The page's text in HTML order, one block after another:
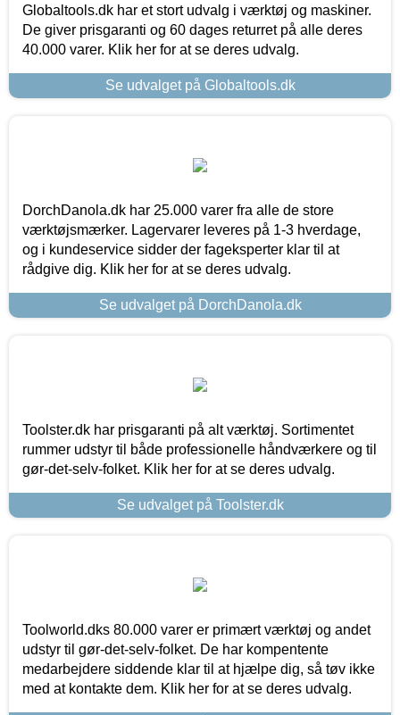
Globaltools.dk har et stort udvalg i værktøj og maskiner.
De giver prisgaranti og 60 dages returret på alle deres
40.000 varer. Klik her for at se deres udvalg.
Se udvalget på Globaltools.dk
DorchDanola.dk har 25.000 varer fra alle de store
værktøjsmærker. Lagervarer leveres på 1-3 hverdage,
og i kundeservice sidder der fageksperter klar til at
rådgive dig. Klik her for at se deres udvalg.
Se udvalget på DorchDanola.dk
Toolster.dk har prisgaranti på alt værktøj. Sortimentet
rummer udstyr til både professionelle håndværkere og til
gør-det-selv-folket. Klik her for at se deres udvalg.
Se udvalget på Toolster.dk
Toolworld.dks 80.000 varer er primært værktøj og andet
udstyr til gør-det-selv-folket. De har kompentente
medarbejdere siddende klar til at hjælpe dig, så tøv ikke
med at kontakte dem. Klik her for at se deres udvalg.